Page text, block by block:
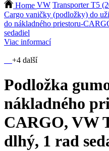
Home VW Transporter T5
Cargo vaničky (podložky) do
do nákladného priestoru-
sedadiel
Viac informací
+4 další
Podložka
nákladného
CARGO, VW
dlhý, 1 rad